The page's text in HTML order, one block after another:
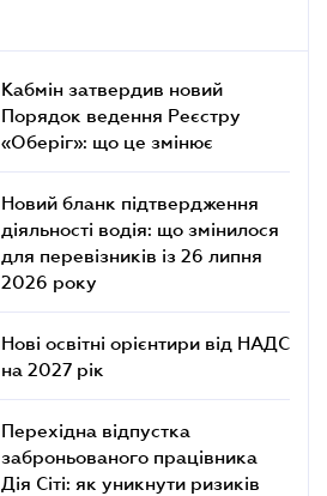
Кабмін затвердив новий
Порядок ведення Реєстру
«Оберіг»: що це змінює
Новий бланк підтвердження
діяльності водія: що змінилося
для перевізників із 26 липня
2026 року
Нові освітні орієнтири від НАДС
на 2027 рік
Перехідна відпустка
заброньованого працівника
Дія Сіті: як уникнути ризиків